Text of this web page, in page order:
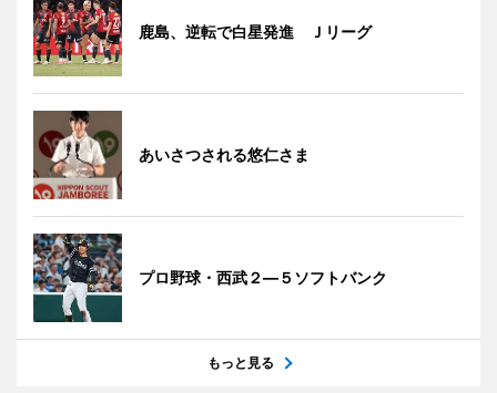
鹿島、逆転で白星発進 Ｊリーグ
あいさつされる悠仁さま
プロ野球・西武２―５ソフトバンク
もっと見る